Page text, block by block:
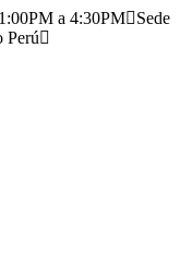
a 4:30PM
Sede
Perú